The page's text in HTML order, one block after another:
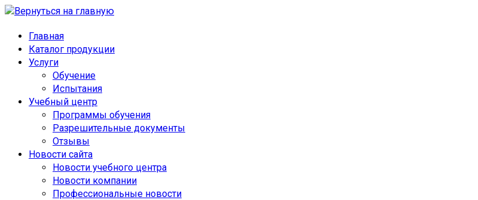
Главная
Каталог продукции
Услуги
Обучение
Испытания
Учебный центр
Программы обучения
Разрешительные документы
Отзывы
Новости сайта
Новости учебного центра
Новости компании
Профессиональные новости